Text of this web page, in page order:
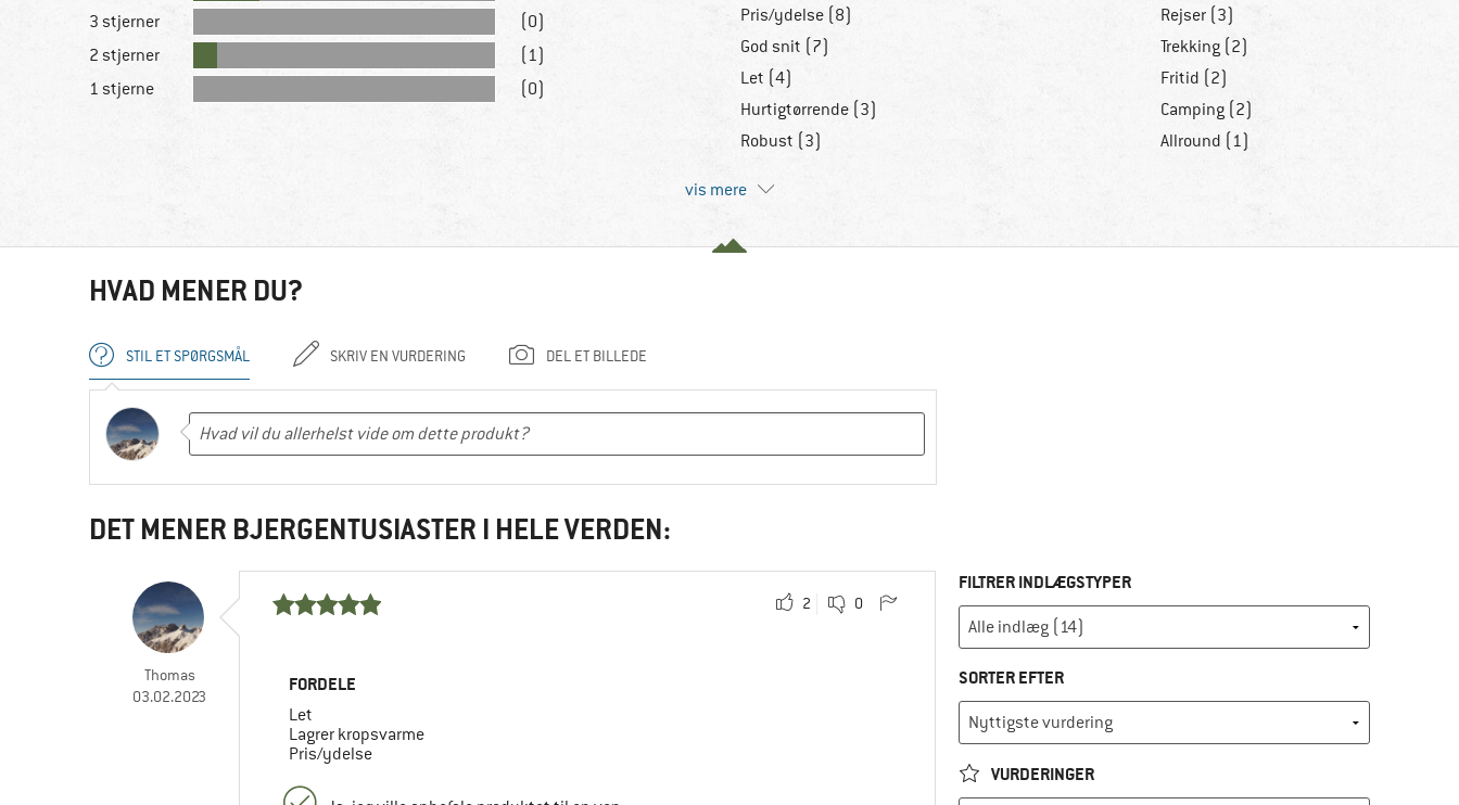
3 stjerner
(0)
2 stjerner
(1)
1 stjerne
(0)
Pris/ydelse (8)
God snit (7)
Let (4)
Hurtigtørrende (3)
Robust (3)
Rejser (3)
Trekking (2)
Fritid (2)
Camping (2)
Allround (1)
vis mere
HVAD MENER DU?
STIL ET SPØRGSMÅL SKRIV EN VURDERING DEL ET BILLEDE
DET MENER BJERGENTUSIASTER I HELE VERDEN:
Thomas
03.02.2023
2 0
FORDELE
Let
Lagrer kropsvarme
Pris/ydelse
FILTRER INDLÆGSTYPER
SORTER EFTER
VURDERINGER